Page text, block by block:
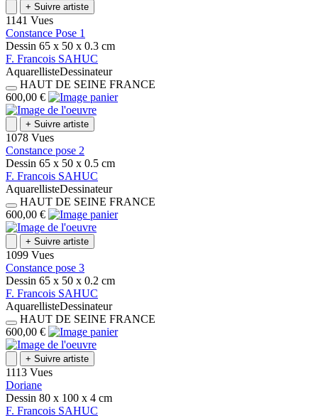
+ Suivre artiste
1141 Vues
Constance Pose 1
Dessin 65 x 50 x 0.3 cm
F. Francois SAHUC
AquarellisteDessinateur
HAUT DE SEINE FRANCE
600,00 €
+ Suivre artiste
1078 Vues
Constance pose 2
Dessin 65 x 50 x 0.5 cm
F. Francois SAHUC
AquarellisteDessinateur
HAUT DE SEINE FRANCE
600,00 €
+ Suivre artiste
1099 Vues
Constance pose 3
Dessin 65 x 50 x 0.2 cm
F. Francois SAHUC
AquarellisteDessinateur
HAUT DE SEINE FRANCE
600,00 €
+ Suivre artiste
1113 Vues
Doriane
Dessin 80 x 100 x 4 cm
F. Francois SAHUC